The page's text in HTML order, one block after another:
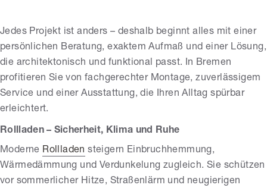
Jedes Projekt ist anders – deshalb beginnt alles mit einer
persönlichen Beratung, exaktem Aufmaß und einer Lösung,
die architektonisch und funktional passt. In Bremen
profitieren Sie von fachgerechter Montage, zuverlässigem
Service und einer Ausstattung, die Ihren Alltag spürbar
erleichtert.
Rollladen – Sicherheit, Klima und Ruhe
Moderne Rollladen steigern Einbruchhemmung,
Wärmedämmung und Verdunkelung zugleich. Sie schützen
vor sommerlicher Hitze, Straßenlärm und neugierigen